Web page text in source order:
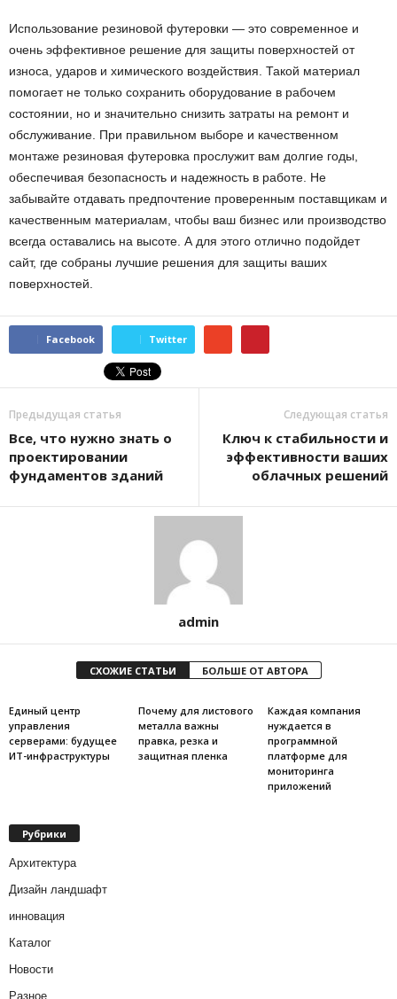
Использование резиновой футеровки — это современное и
очень эффективное решение для защиты поверхностей от
износа, ударов и химического воздействия. Такой материал
помогает не только сохранить оборудование в рабочем
состоянии, но и значительно снизить затраты на ремонт и
обслуживание. При правильном выборе и качественном
монтаже резиновая футеровка прослужит вам долгие годы,
обеспечивая безопасность и надежность в работе. Не
забывайте отдавать предпочтение проверенным поставщикам и
качественным материалам, чтобы ваш бизнес или производство
всегда оставались на высоте. А для этого отлично подойдет
сайт, где собраны лучшие решения для защиты ваших
поверхностей.
Facebook Twitter
Предыдущая статья
Все, что нужно знать о
проектировании
фундаментов зданий
Следующая статья
Ключ к стабильности и
эффективности ваших
облачных решений
admin
СХОЖИЕ СТАТЬИ БОЛЬШЕ ОТ АВТОРА
Единый центр
управления
серверами: будущее
ИТ-инфраструктуры
Почему для листового
металла важны
правка, резка и
защитная пленка
Каждая компания
нуждается в
программной
платформе для
мониторинга
приложений
Рубрики
Архитектура
Дизайн ландшафт
инновация
Каталог
Новости
Разное